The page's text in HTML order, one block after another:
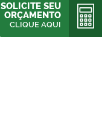
SOLICITE SEU
ORÇAMENTO
CLIQUE AQUI